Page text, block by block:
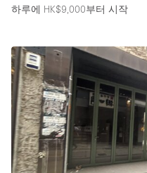
하루에 HK$9,000부터 시작